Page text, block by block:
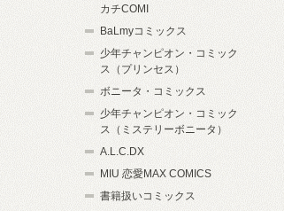
カチCOMI
BaLmyコミックス
少年チャンピオン・コミック
ス（プリンセス）
ボニータ・コミックス
少年チャンピオン・コミック
ス（ミステリーボニータ）
A.L.C.DX
MIU 恋愛MAX COMICS
書籍扱いコミックス